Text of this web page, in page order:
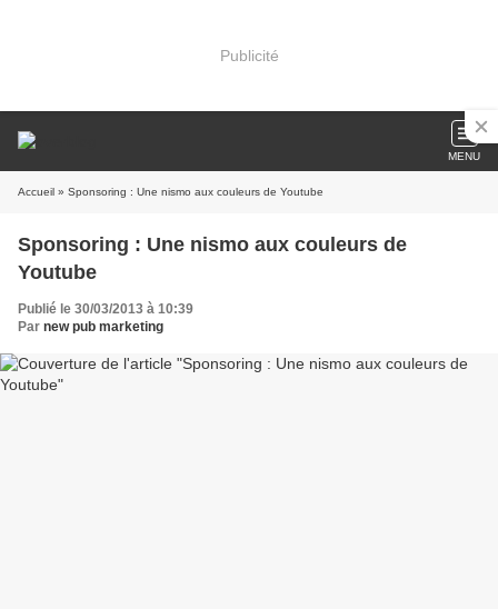
Publicité
MENU
Accueil » Sponsoring : Une nismo aux couleurs de Youtube
Sponsoring : Une nismo aux couleurs de
Youtube
Publié le 30/03/2013 à 10:39
Par new pub marketing